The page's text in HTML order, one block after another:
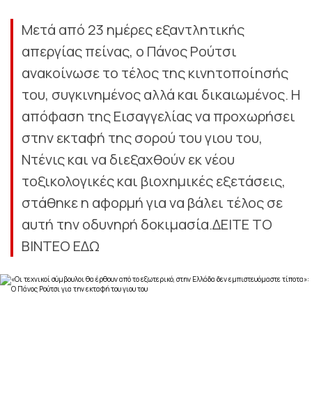
Μετά από 23 ημέρες εξαντλητικής
απεργίας πείνας, ο Πάνος Ρούτσι
ανακοίνωσε το τέλος της κινητοποίησής
του, συγκινημένος αλλά και δικαιωμένος. Η
απόφαση της Εισαγγελίας να προχωρήσει
στην εκταφή της σορού του γιου του,
Ντένις και να διεξαχθούν εκ νέου
τοξικολογικές και βιοχημικές εξετάσεις,
στάθηκε η αφορμή για να βάλει τέλος σε
αυτή την οδυνηρή δοκιμασία.ΔΕΙΤΕ ΤΟ
ΒΙΝΤΕΟ ΕΔΩ